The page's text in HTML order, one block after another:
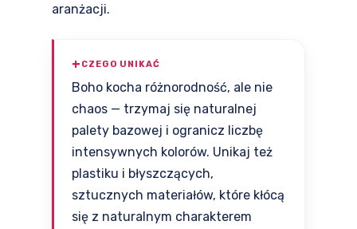
aranżacji.
CZEGO UNIKAĆ
Boho kocha różnorodność, ale nie
chaos — trzymaj się naturalnej
palety bazowej i ogranicz liczbę
intensywnych kolorów. Unikaj też
plastiku i błyszczących,
sztucznych materiałów, które kłócą
się z naturalnym charakterem